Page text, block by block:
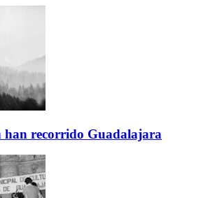
han recorrido Guadalajara